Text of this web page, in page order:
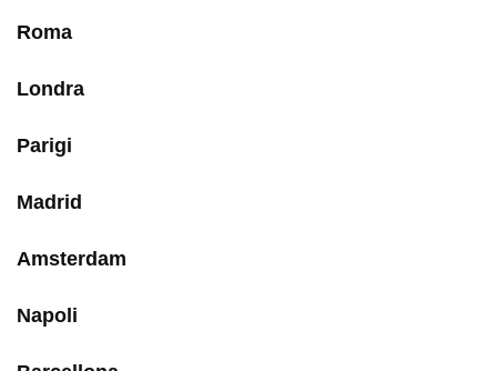
Roma
Londra
Parigi
Madrid
Amsterdam
Napoli